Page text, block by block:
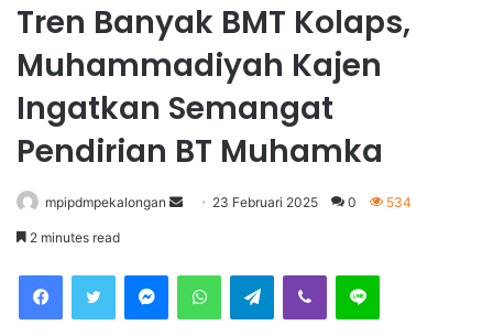
Tren Banyak BMT Kolaps,
Muhammadiyah Kajen
Ingatkan Semangat
Pendirian BT Muhamka
mpipdmpekalongan 23 Februari 2025 0 534
2 minutes read
Telegram